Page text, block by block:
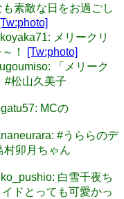
素敵な日をお過ごし
メリークリ
！
[Tw:photo]
「メリーク
#松山久美子
MCの
#うららのデ
村卯月ちゃん
白雪千夜ち
ドとっても可愛かっ